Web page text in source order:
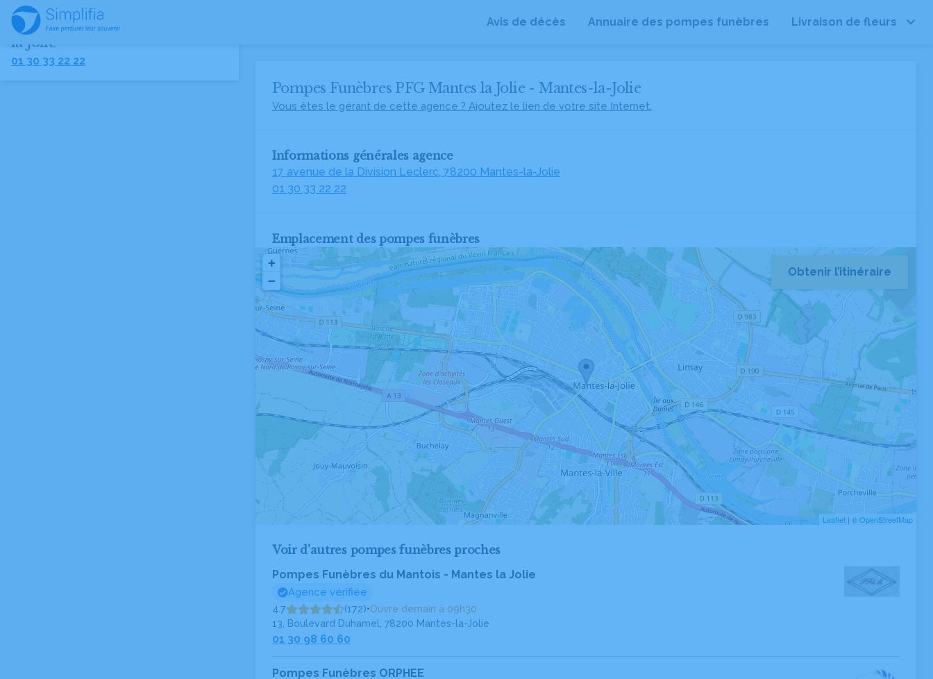
Avis de décès Annuaire des pompes funèbres Livraison de fleurs
Pompes Funèbres PFG Mantes
la Jolie
01 30 33 22 22
Pompes Funèbres PFG Mantes la Jolie - Mantes-la-Jolie
Vous êtes le gérant de cette agence ? Ajoutez le lien de votre site Internet.
Informations générales agence
17 avenue de la Division Leclerc, 78200 Mantes-la-Jolie
01 30 33 22 22
Emplacement des pompes funèbres
+
−
Leaflet | ©OpenStreetMap
Obtenir l’itinéraire
Voir d'autres pompes funèbres proches
Pompes Funèbres du Mantois - Mantes la Jolie
Agence vérifiée
4.7
(172)•Ouvre demain à 09h30
13, Boulevard Duhamel, 78200 Mantes-la-Jolie
01 30 98 60 60
Pompes Funèbres ORPHEE